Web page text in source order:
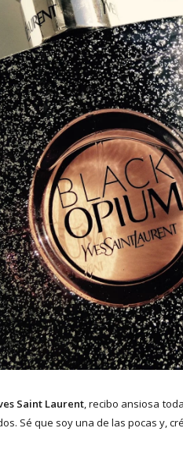
Saint Laurent, recibo ansiosa
Sé que soy una de las pocas y,